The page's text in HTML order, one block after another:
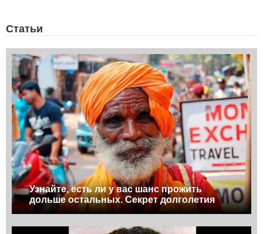
Статьи
Узнайте, есть ли у вас шанс прожить
дольше остальных. Секрет долголетия